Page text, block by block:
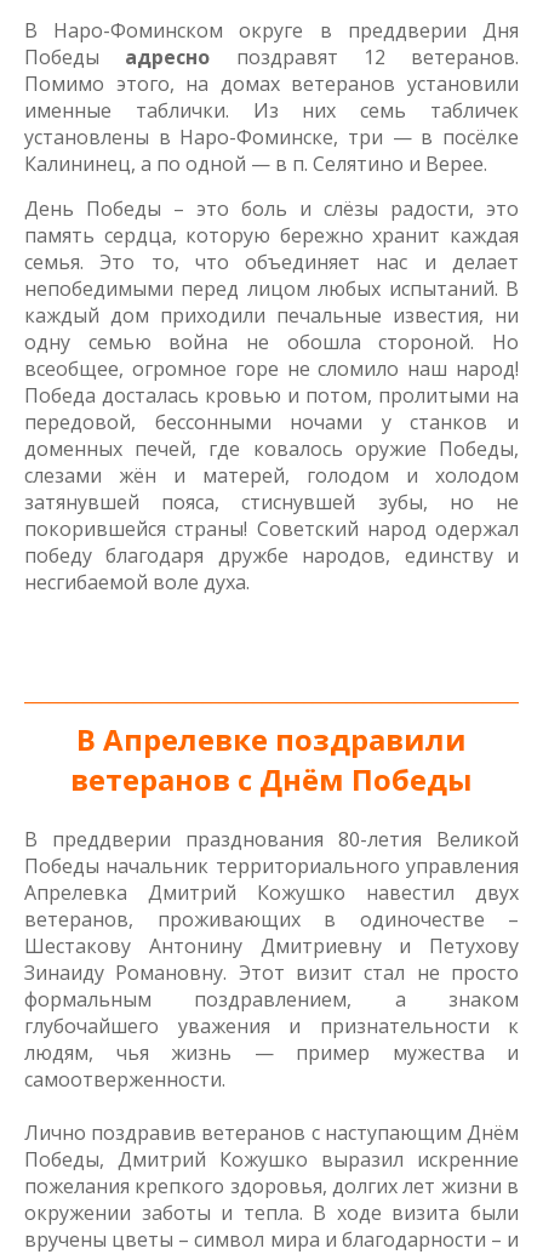
В Наро-Фоминском округе в преддверии Дня
Победы адресно поздравят 12 ветеранов.
Помимо этого, на домах ветеранов установили
именные таблички. Из них семь табличек
установлены в Наро-Фоминске, три — в посёлке
Калининец, а по одной — в п. Селятино и Верее.
День Победы – это боль и слёзы радости, это
память сердца, которую бережно хранит каждая
семья. Это то, что объединяет нас и делает
непобедимыми перед лицом любых испытаний. В
каждый дом приходили печальные известия, ни
одну семью война не обошла стороной. Но
всеобщее, огромное горе не сломило наш народ!
Победа досталась кровью и потом, пролитыми на
передовой, бессонными ночами у станков и
доменных печей, где ковалось оружие Победы,
слезами жён и матерей, голодом и холодом
затянувшей пояса, стиснувшей зубы, но не
покорившейся страны! Советский народ одержал
победу благодаря дружбе народов, единству и
несгибаемой воле духа.
В Апрелевке поздравили
ветеранов с Днём Победы
В преддверии празднования 80-летия Великой
Победы начальник территориального управления
Апрелевка Дмитрий Кожушко навестил двух
ветеранов, проживающих в одиночестве –
Шестакову Антонину Дмитриевну и Петухову
Зинаиду Романовну. Этот визит стал не просто
формальным поздравлением, а знаком
глубочайшего уважения и признательности к
людям, чья жизнь — пример мужества и
самоотверженности.
Лично поздравив ветеранов с наступающим Днём
Победы, Дмитрий Кожушко выразил искренние
пожелания крепкого здоровья, долгих лет жизни в
окружении заботы и тепла. В ходе визита были
вручены цветы – символ мира и благодарности – и